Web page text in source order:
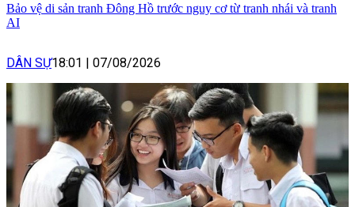
Bảo vệ di sản tranh Đông Hồ trước nguy cơ từ tranh nhái và tranh
AI
DÂN SỰ18:01 | 07/08/2026